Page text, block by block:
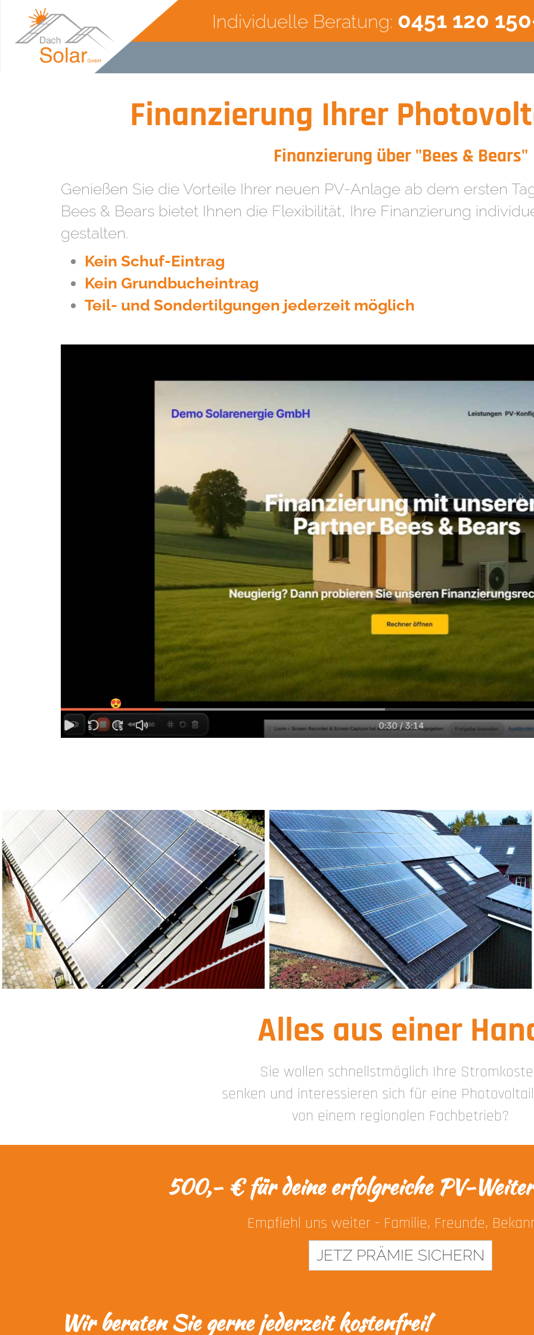
Individuelle Beratung: 0451 120
Finanzierung Ihrer
Finanzierung über "Bees & Bears"
Genießen Sie die Vorteile Ihrer neuen PV-Anlage ab dem ersten
Bees & Bears bietet Ihnen die Flexibilität, Ihre Finanzierung
gestalten.
Kein Schuf-Eintrag
Kein Grundbucheintrag
Teil- und Sondertilgungen jederzeit möglich
Alles aus einer
Sie wollen schnellstmöglich Ihre
senken und interessieren sich für eine
von einem regionalen Fachbetrieb?
500,- € für deine erfolgreiche PV-
Empfiehl uns weiter - Familie, Freunde,
JETZ PRÄMIE SICHERN
Wir beraten Sie gerne jederzeit kostenfrei!